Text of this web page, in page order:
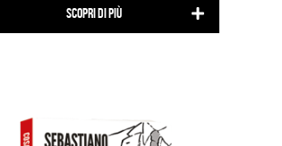
Scopri di più